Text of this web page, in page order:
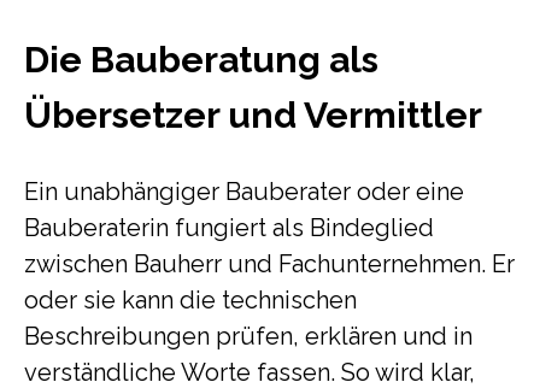
Die Bauberatung als
Übersetzer und Vermittler
Ein unabhängiger Bauberater oder eine
Bauberaterin fungiert als Bindeglied
zwischen Bauherr und Fachunternehmen. Er
oder sie kann die technischen
Beschreibungen prüfen, erklären und in
verständliche Worte fassen. So wird klar,